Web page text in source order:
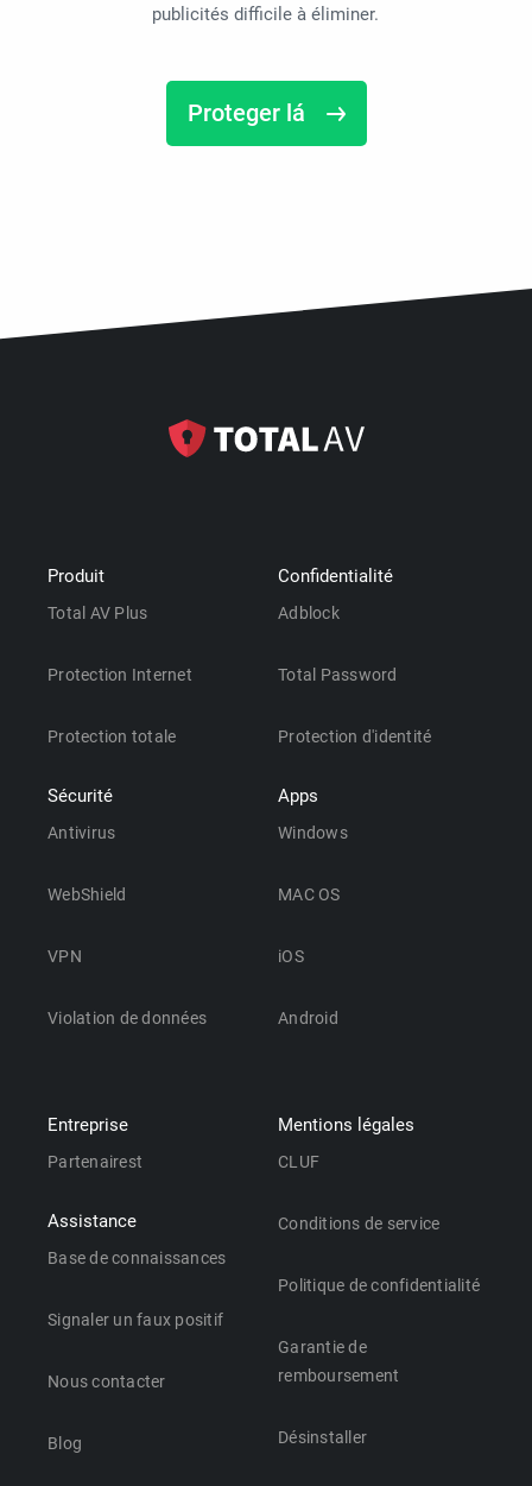
publicités difficile à éliminer.
Proteger lá
Produit
Total AV Plus
Protection Internet
Protection totale
Sécurité
Antivirus
WebShield
VPN
Violation de données
Confidentialité
Adblock
Total Password
Protection d'identité
Apps
Windows
MAC OS
iOS
Android
Entreprise
Partenairest
Assistance
Base de connaissances
Signaler un faux positif
Nous contacter
Blog
Mentions légales
CLUF
Conditions de service
Politique de confidentialité
Garantie de
remboursement
Désinstaller